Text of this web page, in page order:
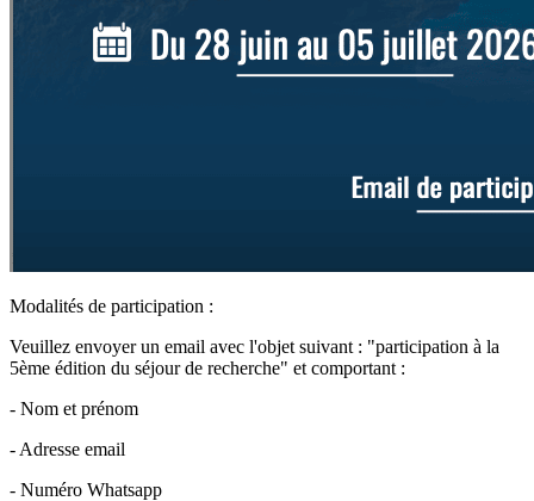
Modalités de participation :
Veuillez envoyer un email avec l'objet suivant : "participation à la
5ème édition du séjour de recherche" et comportant :
- Nom et prénom
- Adresse email
- Numéro Whatsapp